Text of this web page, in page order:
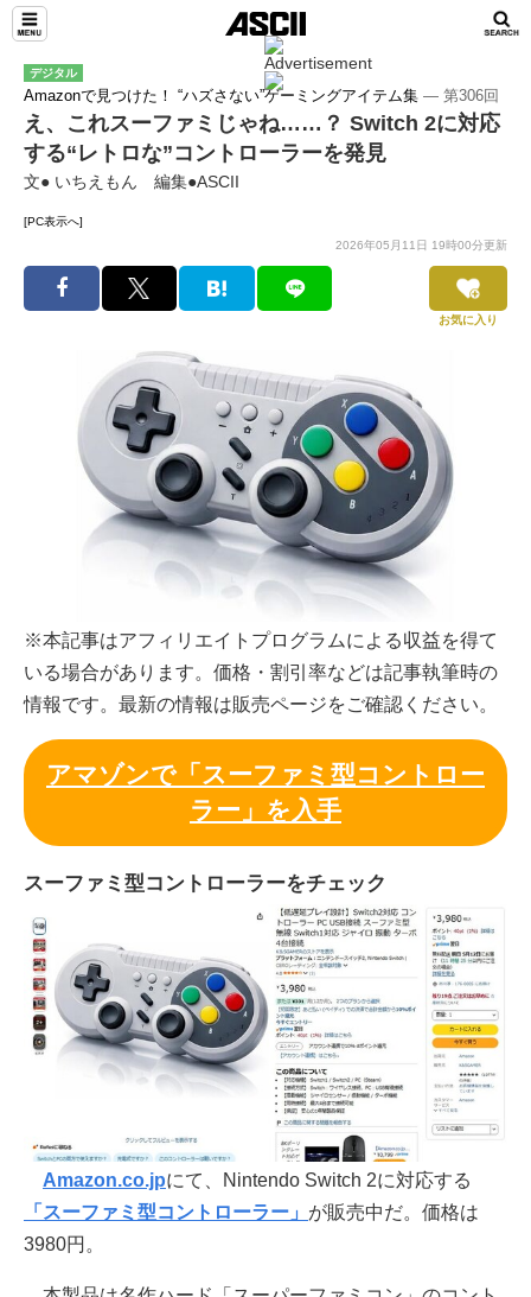
デジタル
Amazonで見つけた！ “ハズさない”ゲーミングアイテム集 ― 第306回
え、これスーファミじゃね……？ Switch 2に対応
する“レトロな”コントローラーを発見
文● いちえもん 編集●ASCII
[PC表示へ]
2026年05月11日 19時00分更新
お気に入り
※本記事はアフィリエイトプログラムによる収益を得て
いる場合があります。価格・割引率などは記事執筆時の
情報です。最新の情報は販売ページをご確認ください。
アマゾンで「スーファミ型コントロー
ラー」を入手
スーファミ型コントローラーをチェック
Amazon.co.jpにて、Nintendo Switch 2に対応する
「スーファミ型コントローラー」 が販売中だ。価格は
3980円。